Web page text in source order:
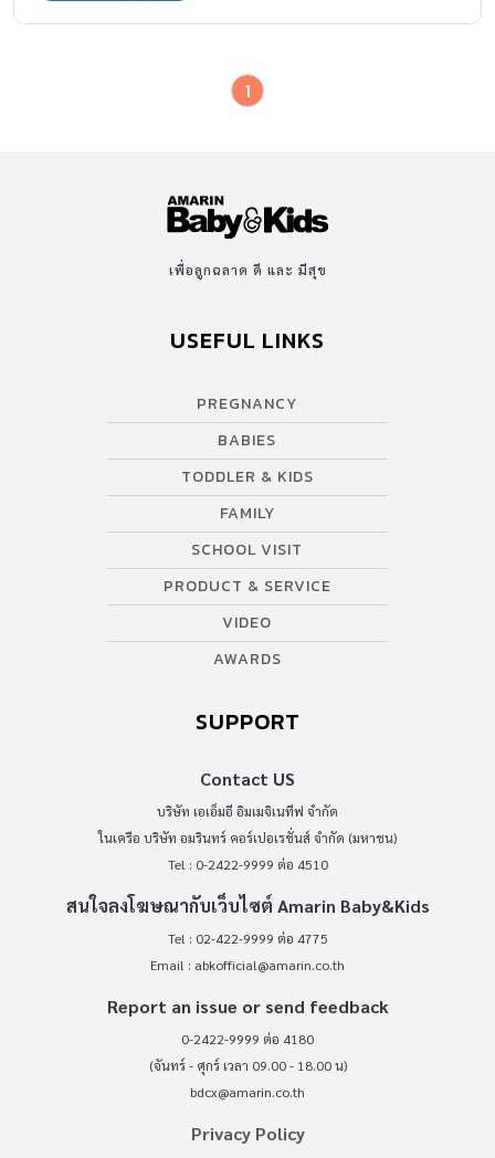
1
เพื่อลูกฉลาด ดี และ มีสุข
USEFUL LINKS
PREGNANCY
BABIES
TODDLER & KIDS
FAMILY
SCHOOL VISIT
PRODUCT & SERVICE
VIDEO
AWARDS
SUPPORT
Contact US
บริษัท เอเอ็มอี อิมเมจิเนทีฟ จำกัด
ในเครือ บริษัท อมรินทร์ คอร์เปอเรชั่นส์ จำกัด (มหาชน)
Tel : 0-2422-9999 ต่อ 4510
สนใจลงโฆษณากับเว็บไซต์ Amarin Baby&Kids
Tel : 02-422-9999 ต่อ 4775
Email : abkofficial@amarin.co.th
Report an issue or send feedback
0-2422-9999 ต่อ 4180
(จันทร์ - ศุกร์ เวลา 09.00 - 18.00 น)
bdcx@amarin.co.th
Privacy Policy